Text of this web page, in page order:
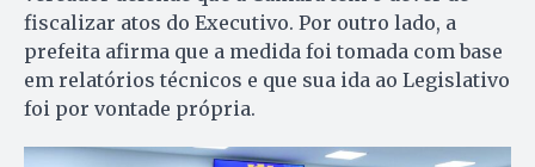
fiscalizar atos do Executivo. Por outro lado, a
prefeita afirma que a medida foi tomada com base
em relatórios técnicos e que sua ida ao Legislativo
foi por vontade própria.